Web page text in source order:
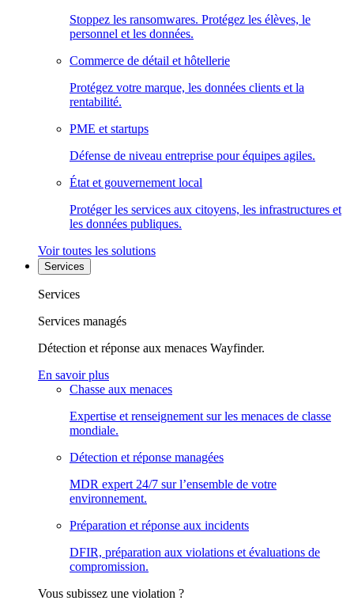
Stoppez les ransomwares. Protégez les élèves, le
personnel et les données.
Commerce de détail et hôtellerie
Protégez votre marque, les données clients et la
rentabilité.
PME et startups
Défense de niveau entreprise pour équipes agiles.
État et gouvernement local
Protéger les services aux citoyens, les infrastructures et
les données publiques.
Voir toutes les solutions
Services
Services
Services managés
Détection et réponse aux menaces Wayfinder.
En savoir plus
Chasse aux menaces
Expertise et renseignement sur les menaces de classe
mondiale.
Détection et réponse managées
MDR expert 24/7 sur l’ensemble de votre
environnement.
Préparation et réponse aux incidents
DFIR, préparation aux violations et évaluations de
compromission.
Vous subissez une violation ?